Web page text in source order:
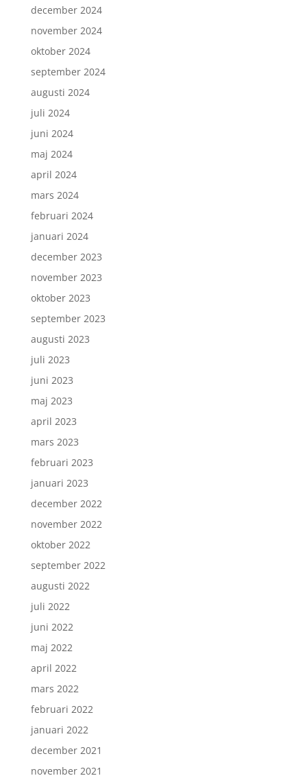
december 2024
november 2024
oktober 2024
september 2024
augusti 2024
juli 2024
juni 2024
maj 2024
april 2024
mars 2024
februari 2024
januari 2024
december 2023
november 2023
oktober 2023
september 2023
augusti 2023
juli 2023
juni 2023
maj 2023
april 2023
mars 2023
februari 2023
januari 2023
december 2022
november 2022
oktober 2022
september 2022
augusti 2022
juli 2022
juni 2022
maj 2022
april 2022
mars 2022
februari 2022
januari 2022
december 2021
november 2021